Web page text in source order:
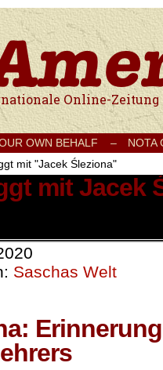
Onlinezeitung für Frieden,
OWN BEHALF –
NOTA
mit "Jacek Śleziona"
mit Jacek
Saschas Welt